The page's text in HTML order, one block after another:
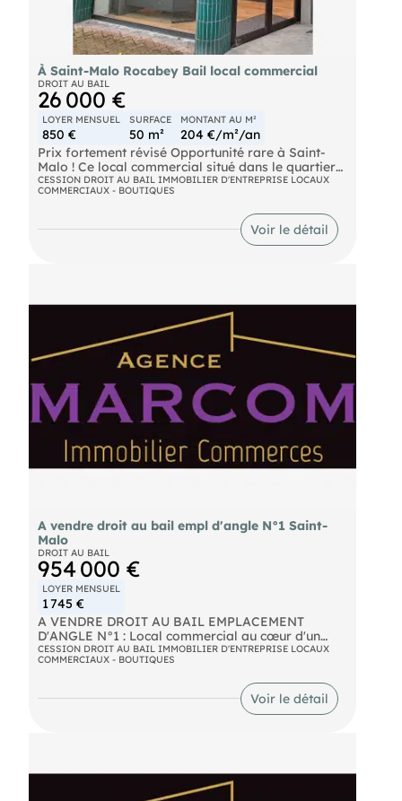
SAINT-MALO sous le numéro 432 324 531
À Saint-Malo Rocabey Bail local commercial
DROIT AU BAIL
26 000 €
LOYER MENSUEL
850 €
SURFACE
50 m²
MONTANT AU M²
204 €/m²/an
Prix fortement révisé Opportunité rare à Saint-
Malo ! Ce local commercial situé dans le quartier
recherché de Rocabey constitue une excellente
opportunité d'installation à moindre coût.
=>Emplacement : Avenue passante Vitrine sur rue
(2,50 m) Quartier dynamique => Local : Surface :
50 m² RDC 1 espace accueil 1 bureau fermé (10
commerciales ou tertiaires. => Les + : Local
récemment rénové Aménagement fonctionnel Prêt
à exploiter Pour plus d’informations ou organiser
une visite, merci de me contacter.
CESSION DROIT AU BAIL IMMOBILIER D'ENTREPRISE LOCAUX
COMMERCIAUX - BOUTIQUES
Voir le détail
A vendre droit au bail empl d'angle N°1 Saint-
Malo
DROIT AU BAIL
954 000 €
LOYER MENSUEL
1 745 €
A VENDRE DROIT AU BAIL EMPLACEMENT
D'ANGLE N°1 : Local commercial au cœur d'un
quartier malouin en très bon état. Surface
commercial de 85m² environ avec 15m² de
réserves. Loyer mensuel : 1 745 € avec 100€ de
charges environ. Tous commerces sauf nuisances
sonores et / olfactives. A vendre 900 000 € Net
CESSION DROIT AU BAIL IMMOBILIER D'ENTREPRISE LOCAUX
COMMERCIAUX - BOUTIQUES
Voir le détail